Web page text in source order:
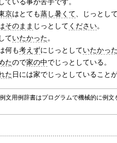
京はとても蒸し暑くて 、じっとし
そのまま じっとして ください。
ていたかった。
何も考えずにじっとしていたかった
たので家の中でじっとしている。
た日には家でじっとしていること
文用例辞書はプログラムで機械的に例